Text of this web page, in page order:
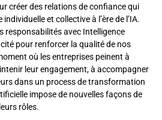
créer des relations de confiance qui
et collective à l’ère de l’IA.
responsabilités avec Intelligence
pour renforcer la qualité de nos
où les entreprises peinent à
leur engagement, à accompagner
dans un process de transformation
impose de nouvelles façons de
rôles.